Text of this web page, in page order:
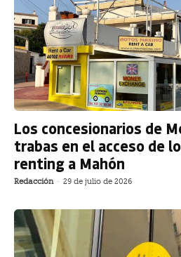
Los concesionarios de
trabas en el acceso de
renting a Mahón
Redacción - 29 de julio de 2026